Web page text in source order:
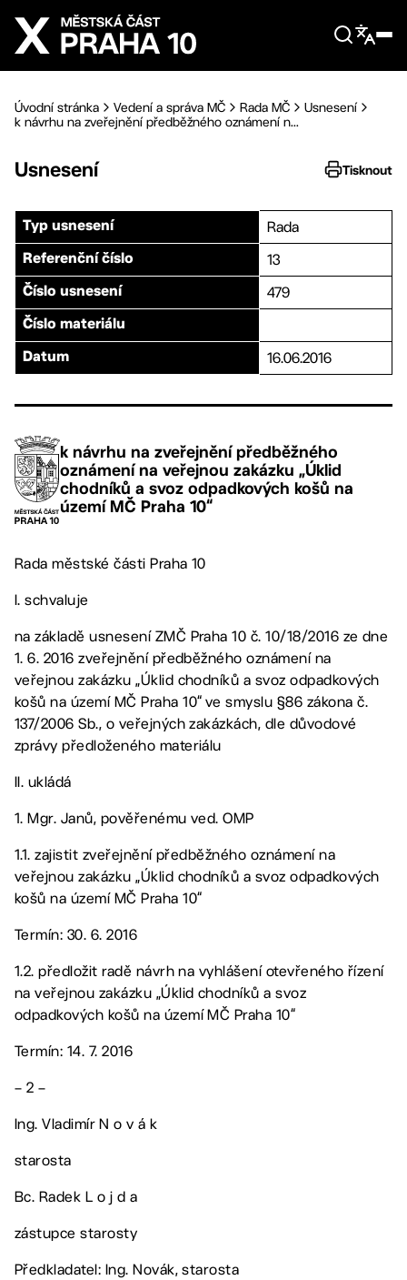
Přejít na hlavní obsah
Úvodní stránka Vedení a správa MČ Rada MČ
Usnesení
k návrhu na zveřejnění předběžného oznámení n...
Usnesení Tisknout
Typ usnesení Rada
Referenční číslo 13
Číslo usnesení 479
Číslo materiálu
Datum 16.06.2016
k návrhu na zveřejnění předběžného
oznámení na veřejnou zakázku „Úklid
chodníků a svoz odpadkových košů na
území MČ Praha 10“
Rada městské části Praha 10
I. schvaluje
na základě usnesení ZMČ Praha 10 č. 10/18/2016 ze dne
1. 6. 2016 zveřejnění předběžného oznámení na
veřejnou zakázku „Úklid chodníků a svoz odpadkových
košů na území MČ Praha 10“ ve smyslu §86 zákona č.
137/2006 Sb., o veřejných zakázkách, dle důvodové
zprávy předloženého materiálu
II. ukládá
1. Mgr. Janů, pověřenému ved. OMP
1.1. zajistit zveřejnění předběžného oznámení na
veřejnou zakázku „Úklid chodníků a svoz odpadkových
košů na území MČ Praha 10“
Termín: 30. 6. 2016
1.2. předložit radě návrh na vyhlášení otevřeného řízení
na veřejnou zakázku „Úklid chodníků a svoz
odpadkových košů na území MČ Praha 10“
Termín: 14. 7. 2016
– 2 –
Ing. Vladimír N o v á k
starosta
Bc. Radek L o j d a
zástupce starosty
Předkladatel: Ing. Novák, starosta